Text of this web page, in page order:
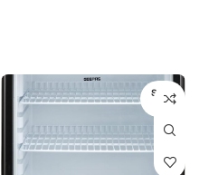
SOLD
OUT